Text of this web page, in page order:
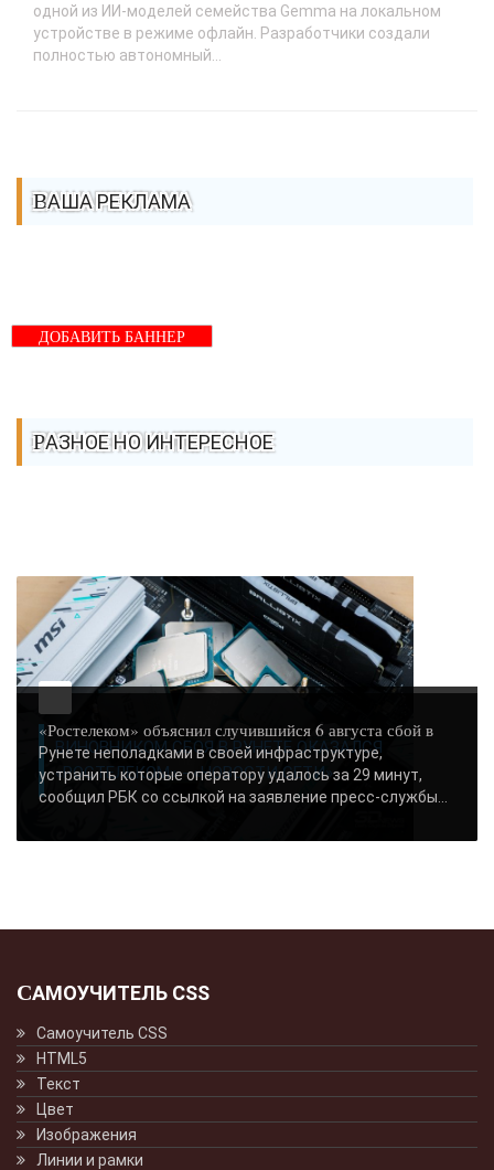
одной из ИИ-моделей семейства Gemma на локальном
устройстве в режиме офлайн. Разработчики создали
полностью автономный...
ВАША РЕКЛАМА
ДОБАВИТЬ БАННЕР
РАЗНОЕ НО ИНТЕРЕСНОЕ
ВИНОВНИКОМ СБОЯ В РУНЕТЕ ОКАЗАЛСЯ
«РОСТЕЛЕКОМ» - «НОВОСТИ СЕТИ»..
«Ростелеком» объяснил случившийся 6 августа сбой в
Рунете неполадками в своей инфраструктуре,
устранить которые оператору удалось за 29 минут,
сообщил РБК со ссылкой на заявление пресс-службы...
САМОУЧИТЕЛЬ CSS
Самоучитель CSS
HTML5
Текст
Цвет
Изображения
Линии и рамки